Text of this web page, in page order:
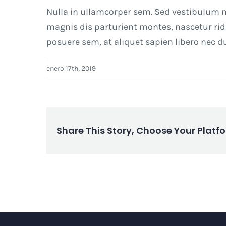
Nulla in ullamcorper sem. Sed vestibulum
magnis dis parturient montes, nascetur
posuere sem, at aliquet sapien libero nec
enero 17th, 2019
Share This Story, Choose Your